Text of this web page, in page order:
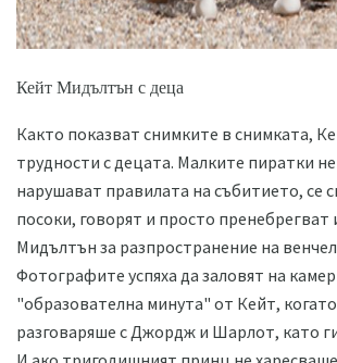
Кейт Мидълтън с деца
Както показват снимките в снимката,
трудности с децата. Малките пиратки
нарушават правилата на събитието, се
посоки, говорят и просто пренебрегват
Мидълтън за разпространение на
Фотографите успяха да заловят на
"образователна минута" от Кейт,
разговаряше с Джордж и Шарлот, като